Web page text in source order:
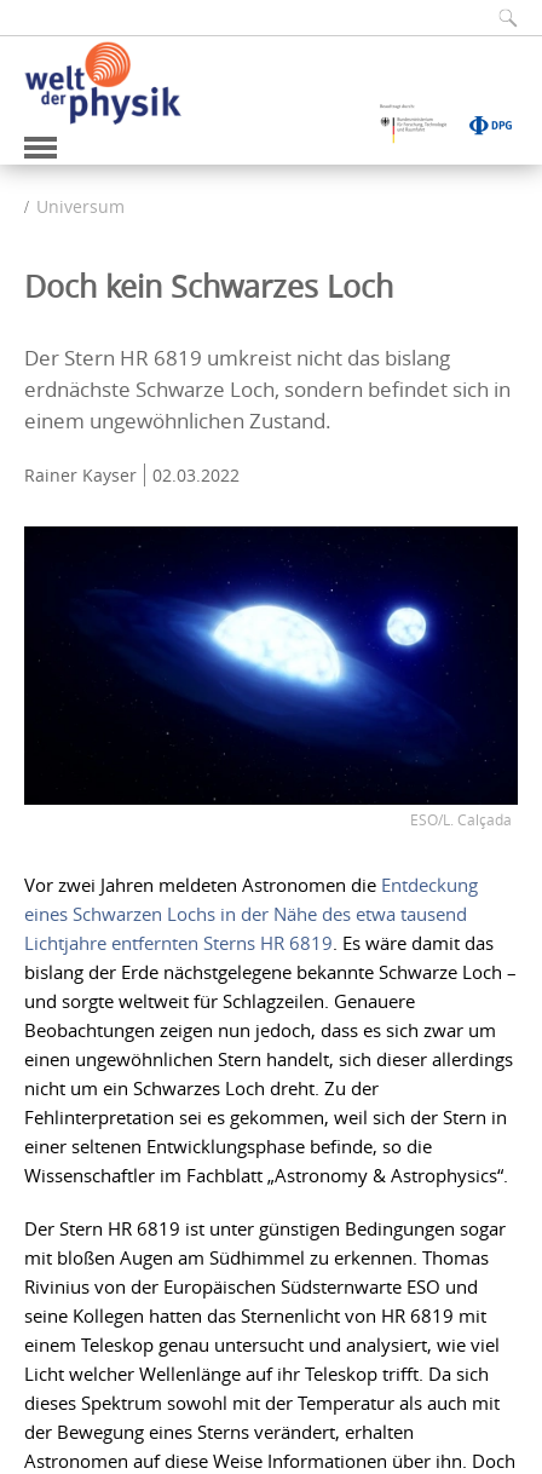
Universum
Doch kein Schwarzes Loch
Der Stern HR 6819 umkreist nicht das bislang
erdnächste Schwarze Loch, sondern befindet sich in
einem ungewöhnlichen Zustand.
Rainer Kayser 02.03.2022
ESO/L. Calçada
Vor zwei Jahren meldeten Astronomen die Entdeckung
eines Schwarzen Lochs in der Nähe des etwa tausend
Lichtjahre entfernten Sterns HR 6819 . Es wäre damit das
bislang der Erde nächstgelegene bekannte Schwarze Loch –
und sorgte weltweit für Schlagzeilen. Genauere
Beobachtungen zeigen nun jedoch, dass es sich zwar um
einen ungewöhnlichen Stern handelt, sich dieser allerdings
nicht um ein Schwarzes Loch dreht. Zu der
Fehlinterpretation sei es gekommen, weil sich der Stern in
einer seltenen Entwicklungsphase befinde, so die
Wissenschaftler im Fachblatt „Astronomy & Astrophysics“.
Der Stern HR 6819 ist unter günstigen Bedingungen sogar
mit bloßen Augen am Südhimmel zu erkennen. Thomas
Rivinius von der Europäischen Südsternwarte ESO und
seine Kollegen hatten das Sternenlicht von HR 6819 mit
einem Teleskop genau untersucht und analysiert, wie viel
Licht welcher Wellenlänge auf ihr Teleskop trifft. Da sich
dieses Spektrum sowohl mit der Temperatur als auch mit
der Bewegung eines Sterns verändert, erhalten
Astronomen auf diese Weise Informationen über ihn. Doch